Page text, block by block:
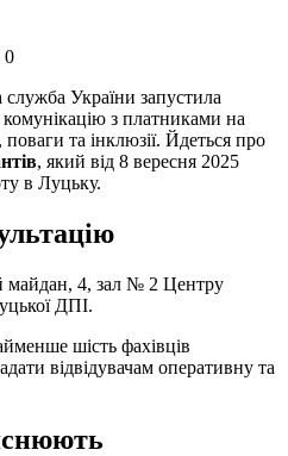
0
України запустила
з платниками на
та інклюзії. Йдеться про
, який від 8 вересня 2025
в Луцьку.
майдан, 4, зал № 2 Центру
ДПІ.
шість фахівців
відвідувачам оперативну та